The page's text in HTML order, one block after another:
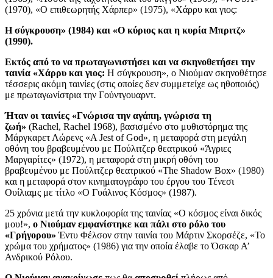
(1970), «Ο επιθεωρητής Χάρπερ» (1975), «Χάρρυ και γιος:
Η σύγκρουση» (1984) και «Ο κύριος και η κυρία Μπριτζ»
(1990).
Εκτός από το να πρωταγωνιστήσει και να σκηνοθετήσει την
ταινία «Χάρρυ και γιος: Η σύγκρουση», ο Νιούμαν σκηνοθέτησε
τέσσερις ακόμη ταινίες (στις οποίες δεν συμμετείχε ως ηθοποιός)
με πρωταγωνίστρια την Γούντγουαρντ.
Ήταν οι ταινίες «Γνώρισα την αγάπη, γνώρισα τη
ζωή» (Rachel, Rachel 1968), βασισμένο στο μυθιστόρημα της
Μάργκαρετ Λώρενς «A Jest of God», η μεταφορά στη μεγάλη
οθόνη του βραβευμένου με Πούλιτζερ θεατρικού «Άγριες
Μαργαρίτες» (1972), η μεταφορά στη μικρή οθόνη του
βραβευμένου με Πούλιτζερ θεατρικού «The Shadow Box» (1980)
και η μεταφορά στον κινηματογράφο του έργου του Τένεσι
Ουίλιαμς με τίτλο «Ο Γυάλινος Κόσμος» (1987).
25 χρόνια μετά την κυκλοφορία της ταινίας «Ο κόσμος είναι δικός
μου!», ο Νιούμαν εμφανίστηκε και πάλι στο ρόλο του
«Γρήγορου» Έντυ Φέλσον στην ταινία του Μάρτιν Σκορσέζε, «Το
χρώμα του χρήματος» (1986) για την οποία έλαβε το Όσκαρ Α’
Ανδρικού Ρόλου.